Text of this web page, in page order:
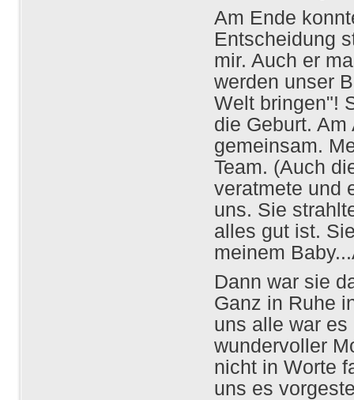
Am Ende
Entscheidung
mir. Auch er
werden unser
Welt bringen"!
die Geburt.
gemeinsam.
Team. (Auch
veratmete und
uns. Sie
alles gut ist.
meinem
Dann war sie
Ganz in Ruhe
uns alle war
wundervoller
nicht in Worte
uns es